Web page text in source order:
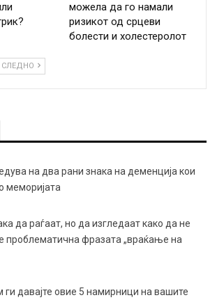
можела да го намали
ризикот од срцеви
болести и холестеролот
СЛЕДНО
на два рани знака на деменција кои
меморијата
да раѓаат, но да изгледаат како да не
проблематична фразата „враќање на
ги давајте овие 5 намирници на вашите